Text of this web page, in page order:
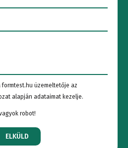
formtest.hu üzemeltetője az
alapján adataimat kezelje.
robot!
ELKÜLD